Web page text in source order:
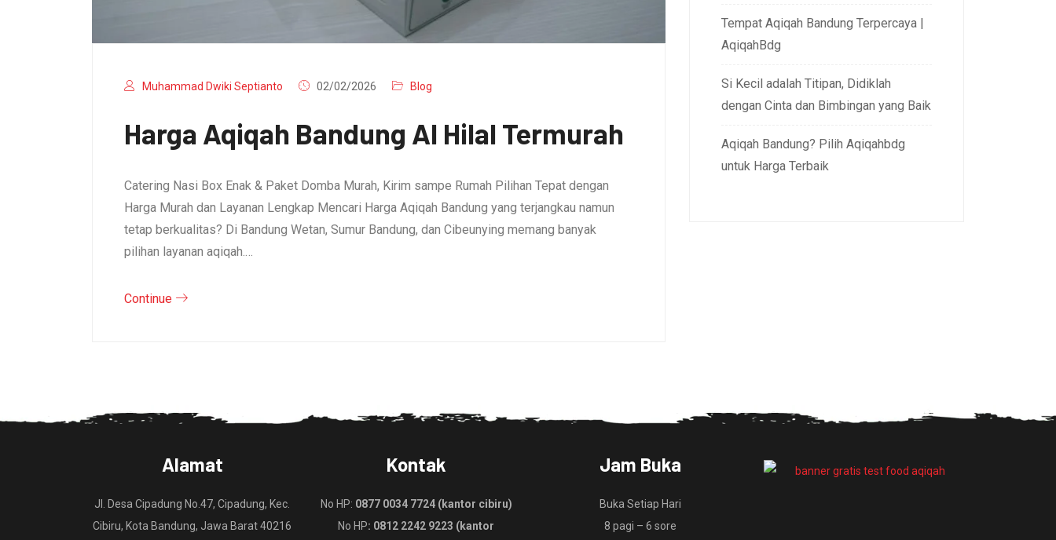
Muhammad Dwiki Septianto 02/02/2026 Blog
Harga Aqiqah Bandung Al Hilal Termurah
Catering Nasi Box Enak & Paket Domba Murah, Kirim sampe Rumah Pilihan Tepat dengan
Harga Murah dan Layanan Lengkap Mencari Harga Aqiqah Bandung yang terjangkau namun
tetap berkualitas? Di Bandung Wetan, Sumur Bandung, dan Cibeunying memang banyak
pilihan layanan aqiqah.…
Continue
Tempat Aqiqah Bandung Terpercaya |
AqiqahBdg
Si Kecil adalah Titipan, Didiklah
dengan Cinta dan Bimbingan yang Baik
Aqiqah Bandung? Pilih Aqiqahbdg
untuk Harga Terbaik
Alamat
Jl. Desa Cipadung No.47, Cipadung, Kec.
Cibiru, Kota Bandung, Jawa Barat 40216
Kontak
No HP: 0877 0034 7724 (kantor cibiru)
No HP: 0812 2242 9223 (kantor
Jam Buka
Buka Setiap Hari
8 pagi – 6 sore